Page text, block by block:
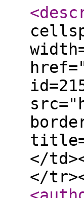
</
</